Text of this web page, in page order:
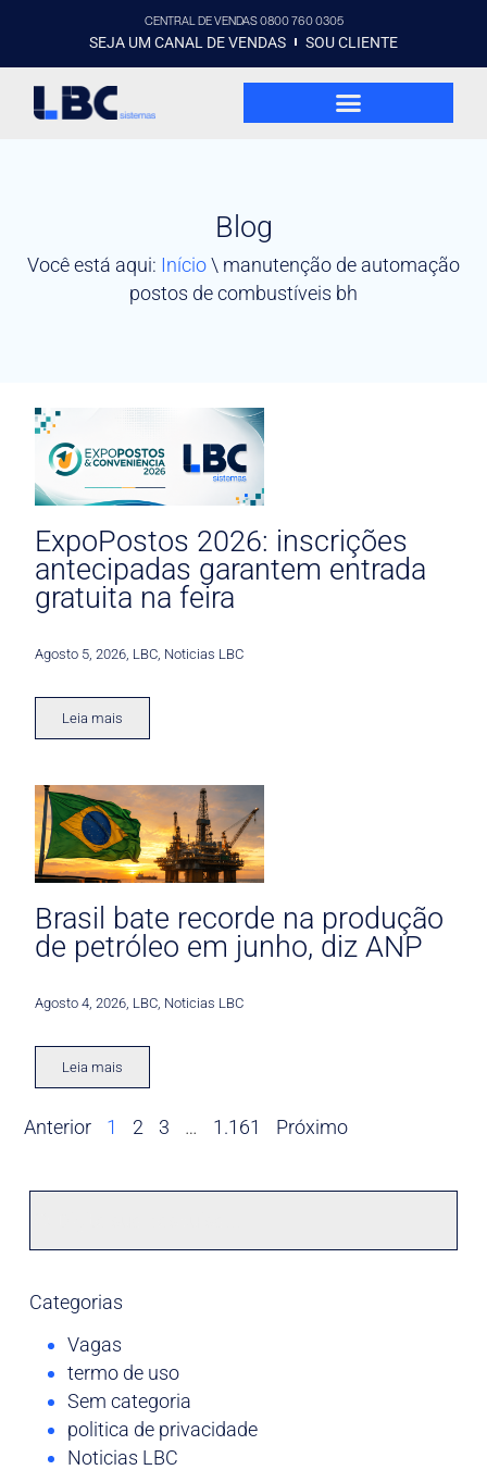
CENTRAL DE VENDAS 0800 760 0305
SEJA UM CANAL DE VENDAS SOU CLIENTE
Blog
Você está aqui: Início\ manutenção de automação
postos de combustíveis bh
ExpoPostos 2026: inscrições
antecipadas garantem entrada
gratuita na feira
Agosto 5, 2026 LBC Noticias LBC
Leia mais
Brasil bate recorde na produção
de petróleo em junho, diz ANP
Agosto 4, 2026 LBC Noticias LBC
Leia mais
Anterior 1 2 3 … 1.161 Próximo
Categorias
Vagas
termo de uso
Sem categoria
politica de privacidade
Noticias LBC